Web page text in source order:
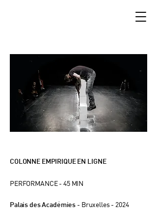
COLONNE EMPIRIQUE EN LIGNE
PERFORMANCE -45 MIN
Palais des Académies - Bruxelles - 2024